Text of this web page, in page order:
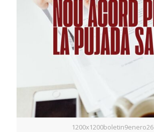
1200x1200boletin9enero26